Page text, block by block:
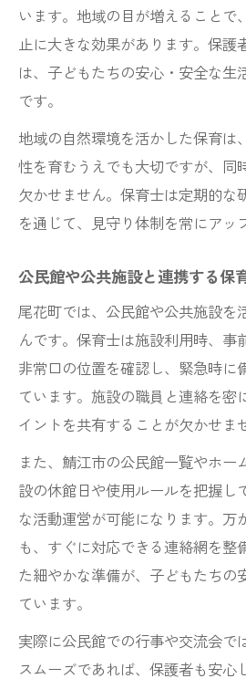
います。地域の目が増えることで
止に大きな効果があります。保護
は、子どもたちの安心・安全な生
です。
地域の自然環境を活かした保育は
性を育むうえでも大切ですが、同
欠かせません。保育士は定期的な
を通じて、見守り体制を常にアッ
公民館や公共施設と連携する保
尾花町では、公民館や公共施設を
んです。保育士は施設利用時、事
非常口の位置を確認し、緊急時に
ています。施設の職員と連絡を密
イントを共有することが欠かせま
また、鯖江市の公民館一覧やホー
設の休館日や使用ルールを把握し
な活動運営が可能になります。万
も、すぐに対応できる連絡網を整
た細やかな準備が、子どもたちの
ています。
実際に公民館での行事や交流会で
スムーズであれば、保護者も安心